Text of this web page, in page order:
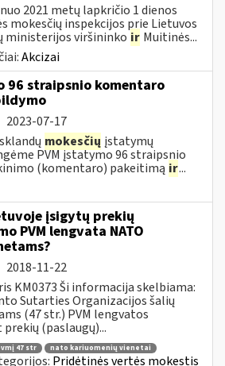
2021 metų lapkričio 1 dienos
mokesčių inspekcijos prie Lietuvos
ministerijos viršininko ir Muitinės...
Akcizai
96 straipsnio komentaro
2023-07-17
mokesčių įstatymų
PVM įstatymo 96 straipsnio
(komentaro) pakeitimą ir...
įsigytų prekių
PVM lengvata NATO
2018-11-22
KM0373 Ši informacija skelbiama:
Sutarties Organizacijos šalių
(47 str.) PVM lengvatos
(paslaugų)...
47 str nato kariuomenių vienetai
Pridėtinės vertės mokestis